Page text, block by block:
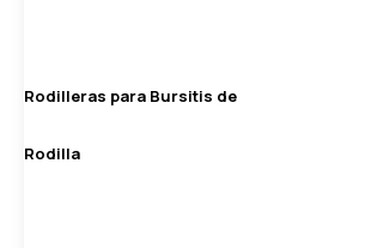
Rodilleras para Bursitis de
Rodilla